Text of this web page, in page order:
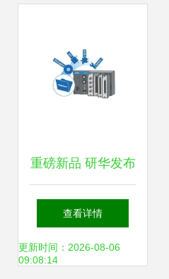
重磅新品 研华发布
idaq系列，重新定
义数据采集的未来
查看详情
更新时间：2026-08-06
09:08:14